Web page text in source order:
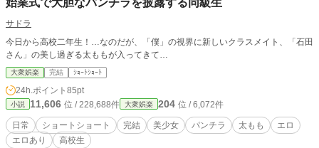
サドラ
今日から高校二年生！…なのだが、「僕」の視界に新しいクラスメイト、「石田
さん」の美し過ぎる太ももが入ってきて…
大衆娯楽 完結 ｼｮｰﾄｼｮｰﾄ
24h.ポイント 85pt
小説 11,606 位 / 228,688件 大衆娯楽 204 位 / 6,072件
日常 ショートショート 完結 美少女 パンチラ 太もも
エロ
エロあり
高校生